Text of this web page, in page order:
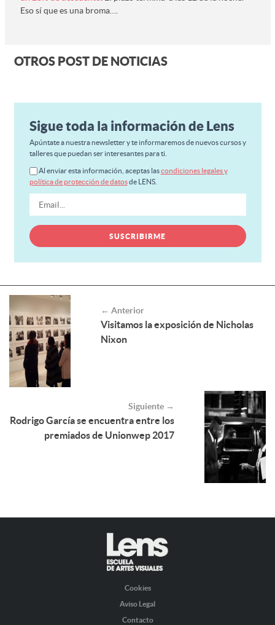
Eso sí que es una broma….
OTROS POST DE NOTICIAS
Sigue toda la información de Lens
Apúntate a nuestra newsletter y te informaremos de nuevos cursos y
talleres que puedan ser interesantes para ti.
Al enviar esta información, aceptas lascondiciones legales y
política de protección de datosde LENS.
← Anterior
Visitamos la exposición de Nicholas
Nixon
Siguiente →
Rodrigo García se encuentra entre los
premiados de Unionwep 2017
Cookies
Aviso Legal
Contacto